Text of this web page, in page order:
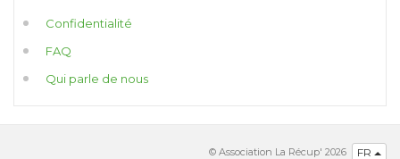
Confidentialité
FAQ
Qui parle de nous
FR
© Association La Récup' 2026